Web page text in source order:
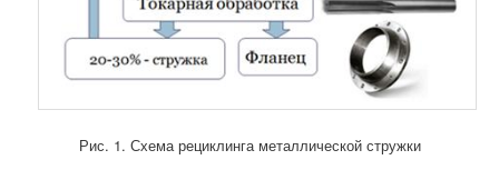
Рис. 1. Схема рециклинга металлической стружки